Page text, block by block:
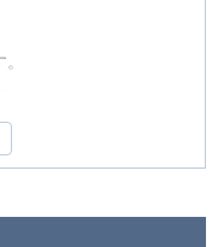
ビ、国産豚肩ロー